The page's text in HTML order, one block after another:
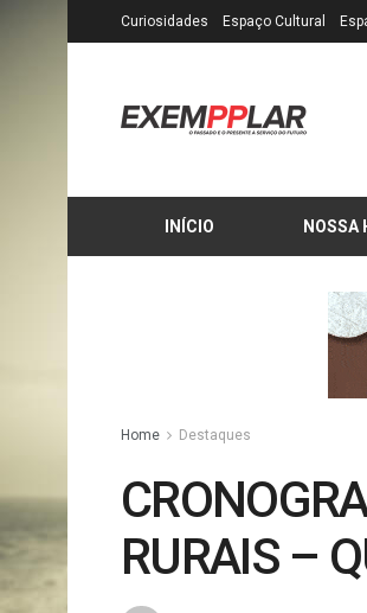
Curiosidades Espaço Cultural
INÍCIO NOSSA
Home Destaques
RURAIS –